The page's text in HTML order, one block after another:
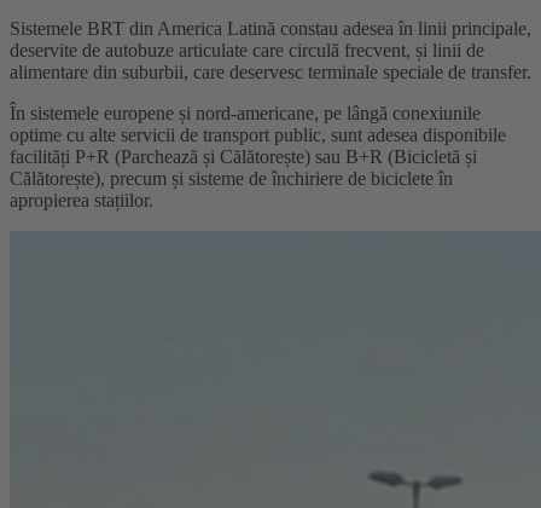
Sistemele BRT din America Latină constau adesea în linii principale,
deservite de autobuze articulate care circulă frecvent, și linii de
alimentare din suburbii, care deservesc terminale speciale de transfer.
În sistemele europene și nord-americane, pe lângă conexiunile
optime cu alte servicii de transport public, sunt adesea disponibile
facilități P+R (Parchează și Călătorește) sau B+R (Bicicletă și
Călătorește), precum și sisteme de închiriere de biciclete în
apropierea stațiilor.